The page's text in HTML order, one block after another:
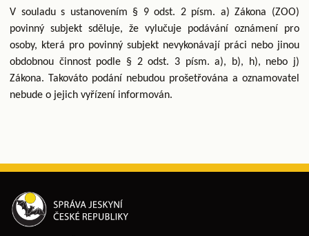
V souladu s ustanovením § 9 odst. 2 písm. a) Zákona (ZOO)
povinný subjekt sděluje, že vylučuje podávání oznámení pro
osoby, která pro povinný subjekt nevykonávají práci nebo jinou
obdobnou činnost podle § 2 odst. 3 písm. a), b), h), nebo j)
Zákona. Takováto podání nebudou prošetřována a oznamovatel
nebude o jejich vyřízení informován.